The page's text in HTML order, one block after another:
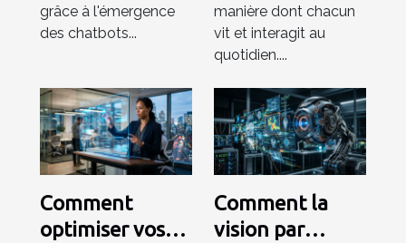
grâce à l'émergence
des chatbots...
manière dont chacun
vit et interagit au
quotidien....
Comment
optimiser vos
Comment la
vision par